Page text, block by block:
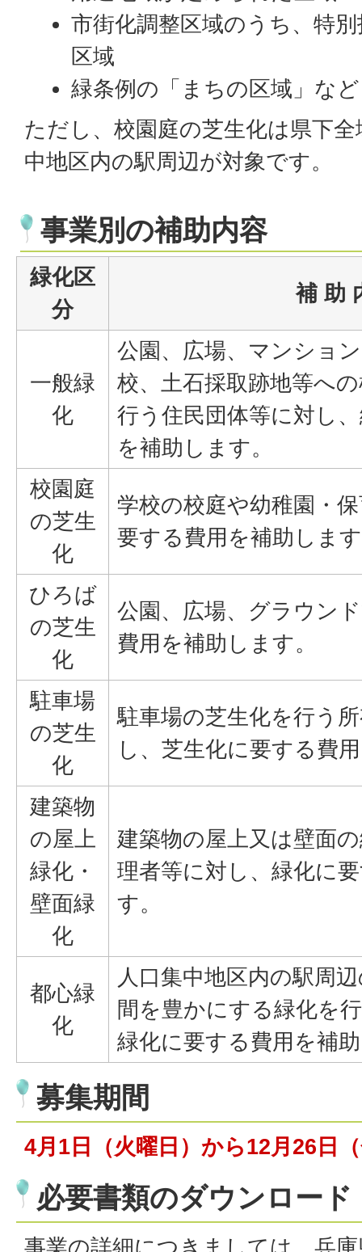
市街化調整区域のうち、特
区域
緑条例の「まちの区域」など
ただし、校園庭の芝生化は県下
中地区内の駅周辺が対象です。
事業別の補助内容
緑化区
分
補 助
一般緑
化
公園、広場、マンショ
校、土石採取跡地等へ
行う住民団体等に対し
を補助します。
校園庭
の芝生
化
学校の校庭や幼稚園・
要する費用を補助しま
ひろば
の芝生
化
公園、広場、グラウン
費用を補助します。
駐車場
の芝生
化
駐車場の芝生化を行う
し、芝生化に要する費
建築物
の屋上
緑化・
壁面緑
化
建築物の屋上又は壁面
理者等に対し、緑化に
す。
都心緑
化
人口集中地区内の駅周
間を豊かにする緑化を
緑化に要する費用を補
募集期間
4月1日（火曜日）から12月26日
必要書類のダウンロード
事業の詳細につきましては、兵